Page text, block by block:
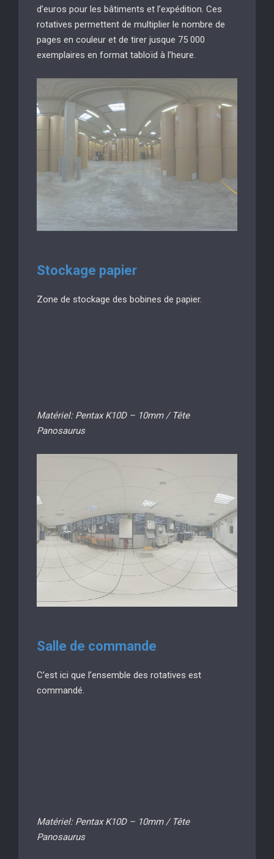
d’euros pour les bâtiments et l’expédition. Ces
rotatives permettent de multiplier le nombre de
pages en couleur et de tirer jusque 75 000
exemplaires en format tabloïd à l’heure.
Stockage papier
Zone de stockage des bobines de papier.
Matériel: Pentax K10D – 10mm / Tête
Panosaurus
Salle de commande
C’est ici que l’ensemble des rotatives est
commandé.
Matériel: Pentax K10D – 10mm / Tête
Panosaurus